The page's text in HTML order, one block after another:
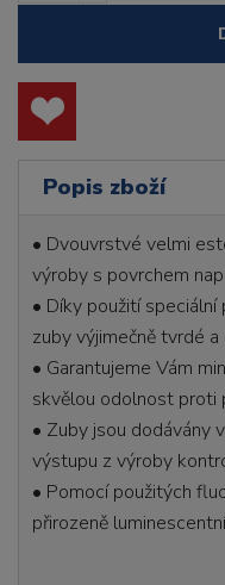
Popis zboží
• Dvouvrstvé velmi
výroby s povrchem
• Díky použití
zuby výjimečně tvrdé
• Garantujeme Vám
skvělou odolnost proti
• Zuby jsou dodávány
výstupu z výroby
• Pomocí použitých
přirozeně